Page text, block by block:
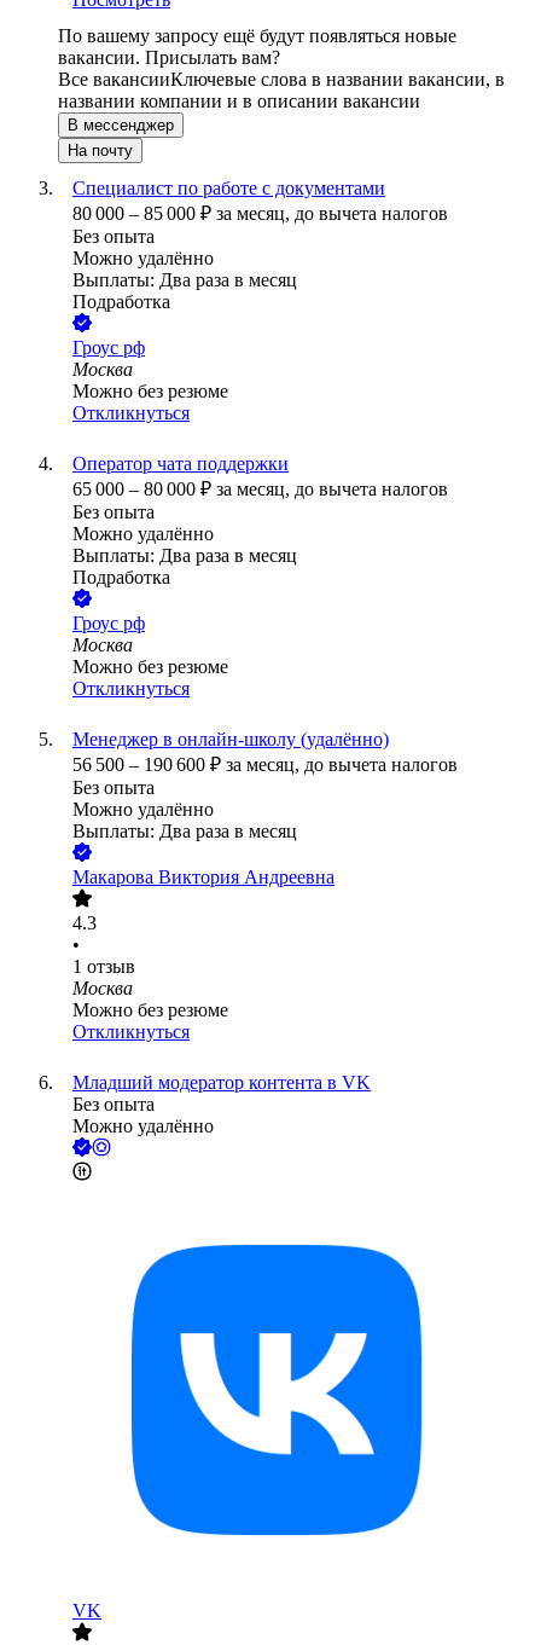
По вашему запросу ещё будут появляться новые
вакансии. Присылать вам?
Все вакансииКлючевые слова в названии вакансии, в
названии компании и в описании вакансии
В мессенджер
На почту
Специалист по работе с документами
80 000 – 85 000 ₽ за месяц, до вычета налогов
Без опыта
Можно удалённо
Выплаты: Два раза в месяц
Подработка
Гроус рф
Москва
Можно без резюме
Откликнуться
Оператор чата поддержки
65 000 – 80 000 ₽ за месяц, до вычета налогов
Без опыта
Можно удалённо
Выплаты: Два раза в месяц
Подработка
Гроус рф
Москва
Можно без резюме
Откликнуться
Менеджер в онлайн-школу (удалённо)
56 500 – 190 600 ₽ за месяц, до вычета налогов
Без опыта
Можно удалённо
Выплаты: Два раза в месяц
Макарова Виктория Андреевна
4.3
•
1 отзыв
Москва
Можно без резюме
Откликнуться
Младший модератор контента в VK
Без опыта
Можно удалённо
VK